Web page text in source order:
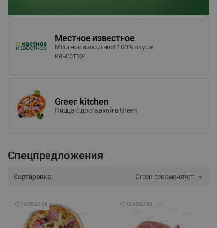
Местное известное
Местное известное! 100% вкус и
качество!
Green kitchen
Пицца c доставкой в Green
Спецпредложения
Сортировка: Green рекомендует
🕘 12:00-21:00 🕘 12:00-20:00